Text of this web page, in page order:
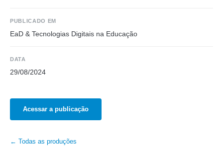
PUBLICADO EM
EaD & Tecnologias Digitais na Educação
DATA
29/08/2024
Acessar a publicação
← Todas as produções